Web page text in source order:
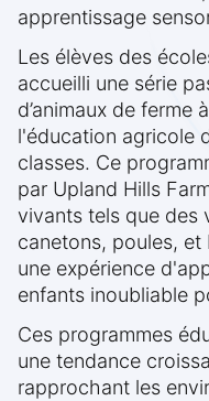
apprentissage
Les élèves des
accueilli une série
d’animaux de ferme
l'éducation agricole
classes. Ce
par Upland Hills
vivants tels que des
canetons, poules,
une expérience
enfants inoubliable
Ces programmes
une tendance
rapprochant les